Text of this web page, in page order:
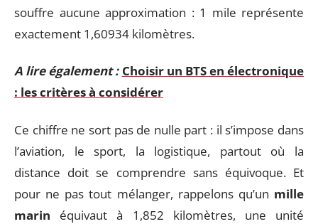
souffre aucune approximation : 1 mile représente
exactement 1,60934 kilomètres.
A lire également : Choisir un BTS en électronique
: les critères à considérer
Ce chiffre ne sort pas de nulle part : il s’impose dans
l’aviation, le sport, la logistique, partout où la
distance doit se comprendre sans équivoque. Et
pour ne pas tout mélanger, rappelons qu’un mille
marin équivaut à 1,852 kilomètres, une unité